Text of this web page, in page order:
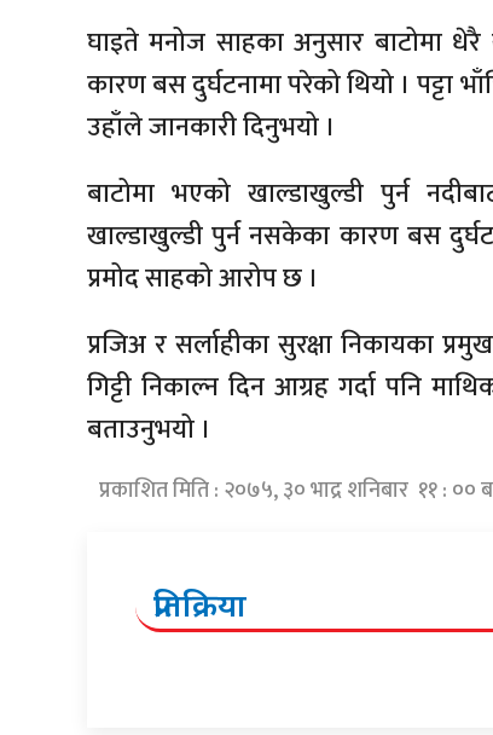
घाइते मनोज साहका अनुसार बाटोमा
कारण बस दुर्घटनामा परेको थियो । पट्टा
उहाँले जानकारी दिनुभयो ।
बाटोमा भएको खाल्डाखुल्डी पुर्न
खाल्डाखुल्डी पुर्न नसकेका कारण बस
प्रमोद साहको आरोप छ ।
प्रजिअ र सर्लाहीका सुरक्षा निकायका
गिट्टी निकाल्न दिन आग्रह गर्दा पनि
बताउनुभयो ।
प्रकाशित मिति : २०७५, ३० भाद्र शनिबार ११ : ००
प्रतिक्रिया